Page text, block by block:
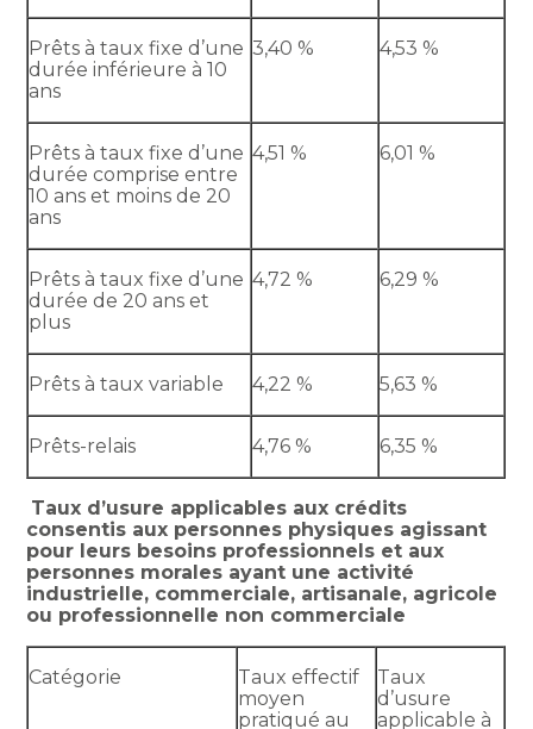
Prêts à taux fixe d’une
durée inférieure à 10
ans
3,40 % 4,53 %
Prêts à taux fixe d’une
durée comprise entre
10 ans et moins de 20
ans
4,51 % 6,01 %
Prêts à taux fixe d’une
durée de 20 ans et
plus
4,72 % 6,29 %
Prêts à taux variable 4,22 % 5,63 %
Prêts-relais 4,76 % 6,35 %
Taux d’usure applicables aux crédits
consentis aux personnes physiques agissant
pour leurs besoins professionnels et aux
personnes morales ayant une activité
industrielle, commerciale, artisanale, agricole
ou professionnelle non commerciale
Catégorie
Taux effectif
moyen
pratiqué au
Taux
d’usure
applicable à